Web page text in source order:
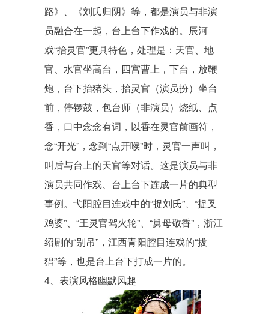
路》、《刘氏归阴》等，都是演员与非演
员融合在一起，台上台下作戏的。辰河
戏“抬灵官”更具特色，处理是：天官、地
官、水官坐高台，四宫曹上，下台，放鞭
炮，台下抬猪头，抬灵官（演员扮）坐台
前，停锣鼓，包台师（非演员）烧纸、点
香，口中念念有词，以香在灵官前画符，
念“开光”，念到“点开喉”时，灵官一声叫，
叫后与台上的天官等对话。这是演员与非
演员共同作戏、台上台下连成一片的典型
事例。弋阳腔目连戏中的“捉刘氏”、“捉叉
鸡婆”、“王灵官驾火轮”、“舅母敬香”，浙江
绍剧的“别吊”，江西青阳腔目连戏的“拔
猖”等，也是台上台下打成一片的。
4、表演风格幽默风趣